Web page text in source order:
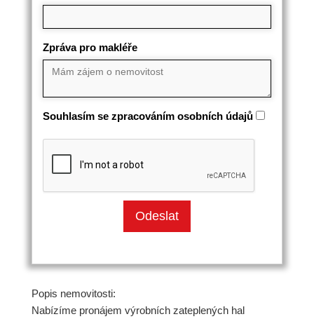
Zpráva pro makléře
Souhlasím se zpracováním osobních údajů
Popis nemovitosti:
Nabízíme pronájem výrobních zateplených hal